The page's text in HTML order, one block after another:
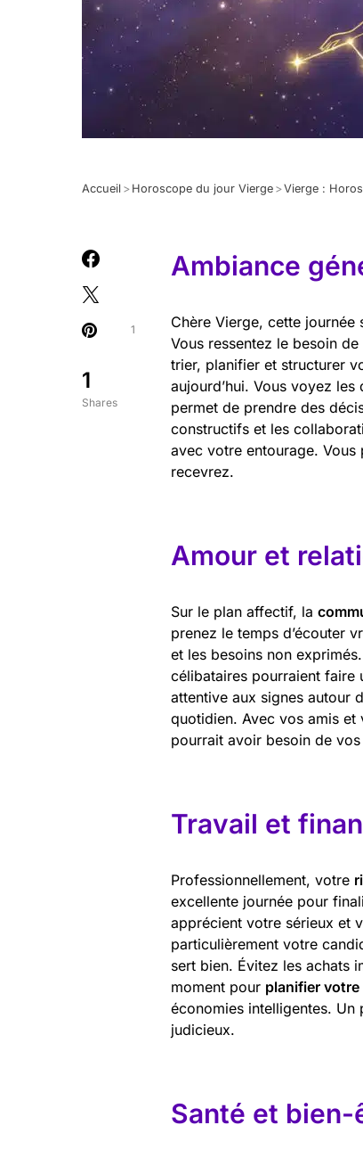
Accueil > Horoscope du jour Vierge >Vierge :
1
Shares
1
Ambiance
Chère Vierge, cette journée
Vous ressentez le besoin
trier, planifier et structurer
aujourd’hui. Vous voyez
permet de prendre des
constructifs et les
avec votre entourage.
recevrez.
Amour et
Sur le plan affectif, la
prenez le temps d’écouter
et les besoins non
célibataires pourraient faire
attentive aux signes autour
quotidien. Avec vos amis
pourrait avoir besoin de
Travail et
Professionnellement, votre
excellente journée pour
apprécient votre sérieux et
particulièrement votre
sert bien. Évitez les achats
moment pour planifier
économies intelligentes. Un
judicieux.
Santé et bien-